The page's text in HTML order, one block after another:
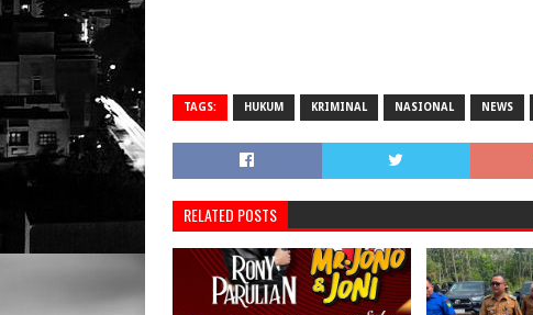
TAGS: HUKUM KRIMINAL NASIONAL NEWS
RELATED POSTS